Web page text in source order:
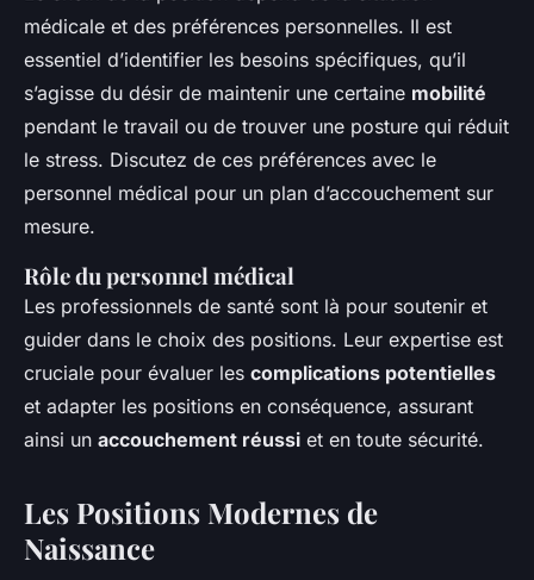
médicale et des préférences personnelles. Il est
essentiel d’identifier les besoins spécifiques, qu’il
s’agisse du désir de maintenir une certaine mobilité
pendant le travail ou de trouver une posture qui réduit
le stress. Discutez de ces préférences avec le
personnel médical pour un plan d’accouchement sur
mesure.
Rôle du personnel médical
Les professionnels de santé sont là pour soutenir et
guider dans le choix des positions. Leur expertise est
cruciale pour évaluer les complications potentielles
et adapter les positions en conséquence, assurant
ainsi un accouchement réussi et en toute sécurité.
Les Positions Modernes de
Naissance